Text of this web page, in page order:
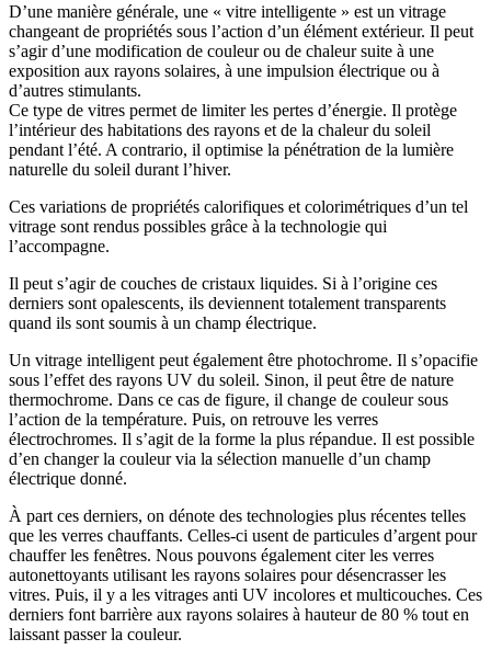
D’une manière générale, une « vitre intelligente » est un vitrage
changeant de propriétés sous l’action d’un élément extérieur. Il peut
s’agir d’une modification de couleur ou de chaleur suite à une
exposition aux rayons solaires, à une impulsion électrique ou à
d’autres stimulants.
Ce type de vitres permet de limiter les pertes d’énergie. Il protège
l’intérieur des habitations des rayons et de la chaleur du soleil
pendant l’été. A contrario, il optimise la pénétration de la lumière
naturelle du soleil durant l’hiver.
Ces variations de propriétés calorifiques et colorimétriques d’un tel
vitrage sont rendus possibles grâce à la technologie qui
l’accompagne.
Il peut s’agir de couches de cristaux liquides. Si à l’origine ces
derniers sont opalescents, ils deviennent totalement transparents
quand ils sont soumis à un champ électrique.
Un vitrage intelligent peut également être photochrome. Il s’opacifie
sous l’effet des rayons UV du soleil. Sinon, il peut être de nature
thermochrome. Dans ce cas de figure, il change de couleur sous
l’action de la température. Puis, on retrouve les verres
électrochromes. Il s’agit de la forme la plus répandue. Il est possible
d’en changer la couleur via la sélection manuelle d’un champ
électrique donné.
À part ces derniers, on dénote des technologies plus récentes telles
que les verres chauffants. Celles-ci usent de particules d’argent pour
chauffer les fenêtres. Nous pouvons également citer les verres
autonettoyants utilisant les rayons solaires pour désencrasser les
vitres. Puis, il y a les vitrages anti UV incolores et multicouches. Ces
derniers font barrière aux rayons solaires à hauteur de 80 % tout en
laissant passer la couleur.